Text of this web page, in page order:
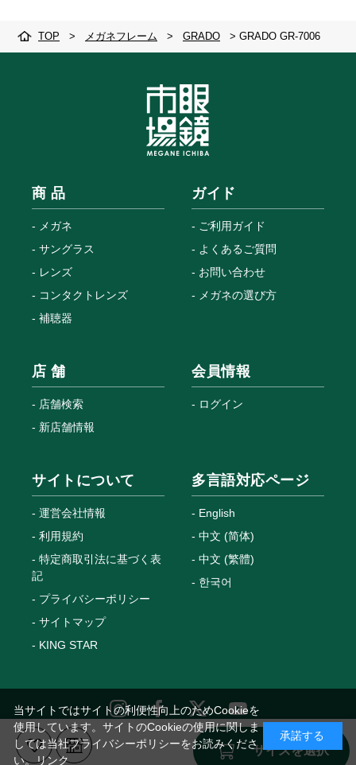
サイズを選択
TOP > メガネフレーム > GRADO > GRADO GR-7006
商 品
メガネ
サングラス
レンズ
コンタクトレンズ
補聴器
ガイド
ご利用ガイド
よくあるご質問
お問い合わせ
メガネの選び方
店 舗
店舗検索
新店舗情報
会員情報
ログイン
サイトについて
運営会社情報
利用規約
特定商取引法に基づく表
記
プライバシーポリシー
サイトマップ
KING STAR
多言語対応ページ
English
中文 (简体)
中文 (繁體)
한국어
Copyright © MEGANETOP Co., Ltd. All Rights Reserved.
当サイトではサイトの利便性向上のためCookieを
使用しています。サイトのCookieの使用に関しま
しては当社プライバシーポリシーをお読みくださ
い。リンク
承諾する